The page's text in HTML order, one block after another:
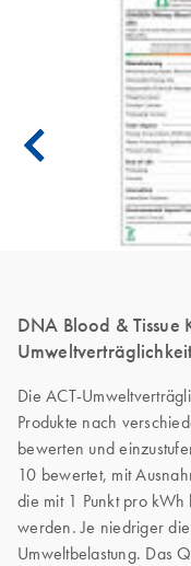
DNA Blood & Tissue
Die ACT-
Produkte nach
bewerten und
10 bewertet, mit
die mit 1 Punkt pro
werden. Je niedriger
Umweltbelastung. Das